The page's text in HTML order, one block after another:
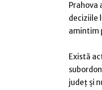
Prahova
deciziile
amintim
Există
județ și